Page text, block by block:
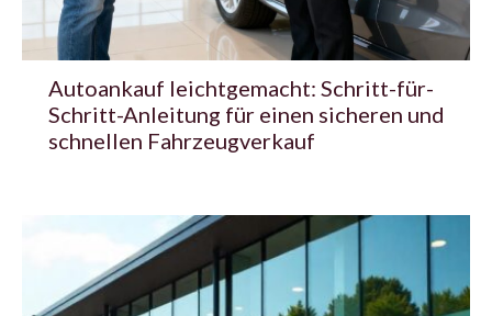
Autoankauf leichtgemacht: Schritt-für-
Schritt-Anleitung für einen sicheren und
schnellen Fahrzeugverkauf